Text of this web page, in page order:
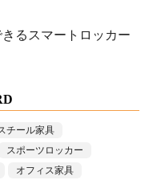
きるスマートロッカー
チール家具
スポーツロッカー
オフィス家具